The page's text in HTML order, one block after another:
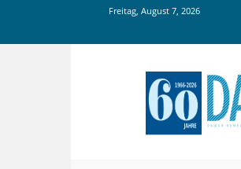
Freitag, August 7, 2026